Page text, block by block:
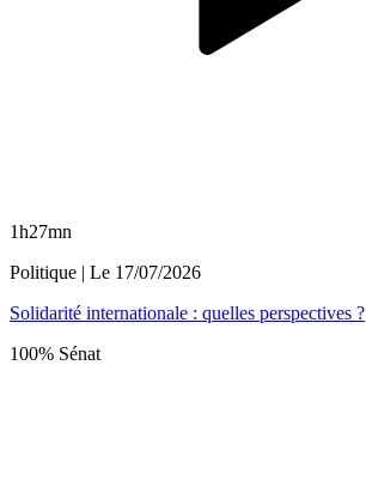
1h27mn
Politique | Le 17/07/2026
Solidarité internationale : quelles perspectives ?
100% Sénat